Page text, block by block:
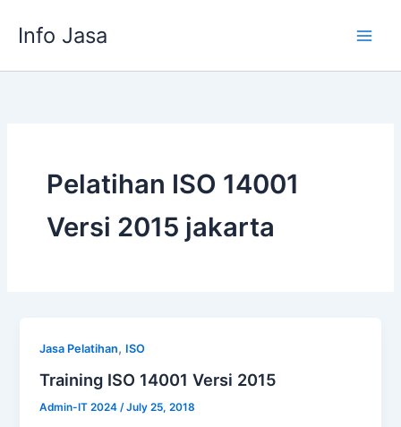
Info Jasa
Pelatihan ISO 14001
Versi 2015 jakarta
Jasa Pelatihan, ISO
Training ISO 14001 Versi 2015
Admin-IT 2024 /July 25, 2018